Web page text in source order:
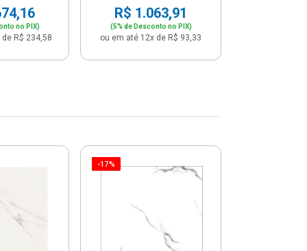
no PIX)
R$ 234,58
R$ 1.063,91
(5% de Desconto no PIX)
ou em até 12x de R$ 93,33
-17%